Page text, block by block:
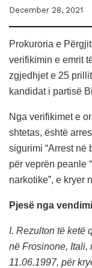
December 28, 2021
Prokuroria e
verifikimin e emrit
zgjedhjet e 25
kandidat i partisë
Nga verifikimet e
shtetas, është
sigurimi “Arrest në
për veprën peanle
narkotike”, e kryer
Pjesë nga
I. Rezulton të ketë
në Frosinone, Itali,
11.06.1997, për